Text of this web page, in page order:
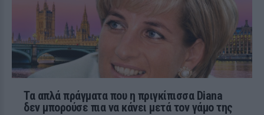
Τα απλά πράγματα που η πριγκίπισσα Diana
δεν μπορούσε πια να κάνει μετά τον γάμο της